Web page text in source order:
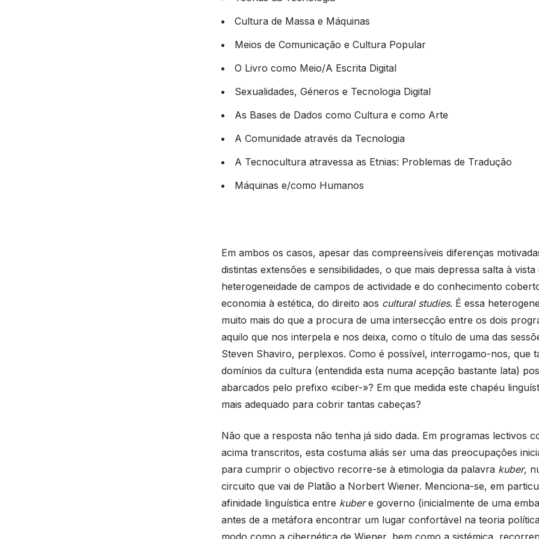
Cultura de Massa e Máquinas
Meios de Comunicação e Cultura Popular
O Livro como Meio/A Escrita Digital
Sexualidades, Géneros e Tecnologia Digital
As Bases de Dados como Cultura e como Arte
A Comunidade através da Tecnologia
A Tecnocultura atravessa as Etnias: Problemas de Tradução
Máquinas e/como Humanos
Em ambos os casos, apesar das compreensíveis diferenças
distintas extensões e sensibilidades, o que mais depressa salta à vista
heterogeneidade de campos de actividade e do conhecimento
economia à estética, do direito aos cultural studies. É essa
muito mais do que a procura de uma intersecção entre os dois
aquilo que nos interpela e nos deixa, como o título de uma das
Steven Shaviro, perplexos. Como é possível, interrogamo-nos, que
domínios da cultura (entendida esta numa acepção bastante lata)
abarcados pelo prefixo «ciber-»? Em que medida este chapéu
mais adequado para cobrir tantas cabeças?
Não que a resposta não tenha já sido dada. Em programas lectivos
acima transcritos, esta costuma aliás ser uma das preocupações
para cumprir o objectivo recorre-se à etimologia da palavra kuber,
circuito que vai de Platão a Norbert Wiener. Menciona-se, em
afinidade linguística entre kubere governo (inicialmente de uma
antes de a metáfora encontrar um lugar confortável na teoria
modo como a cibernética de Wiener, bem como a sistémica,